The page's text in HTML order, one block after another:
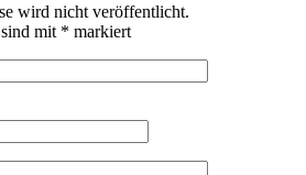
wird nicht veröffentlicht.
mit * markiert